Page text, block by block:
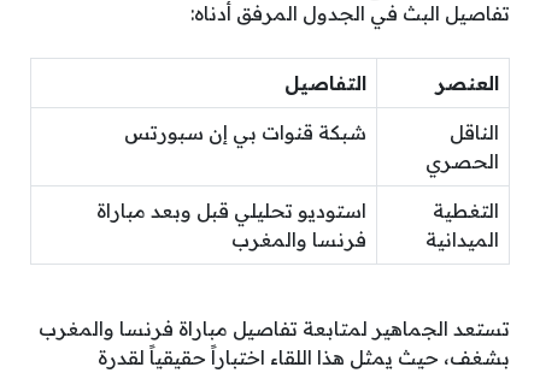
تفاصيل البث في الجدول المرفق أدناه:
العنصر التفاصيل
الناقل
الحصري
شبكة قنوات بي إن سبورتس
التغطية
الميدانية
استوديو تحليلي قبل وبعد مباراة
فرنسا والمغرب
تستعد الجماهير لمتابعة تفاصيل مباراة فرنسا والمغرب
بشغف، حيث يمثل هذا اللقاء اختباراً حقيقياً لقدرة